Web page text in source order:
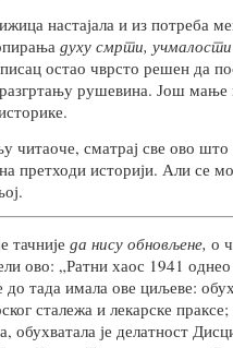
настајала и из потреба
духу смрти,
остао чврсто решен да
рушевина. Још мање
читаоче, сматрај све ово
претходи историји. Али се
њој.
тачније да нису обновљене, о
ово: „Ратни хаос 1941 однео
до тада имала ове циљеве:
сталежа и лекарске
обухватала је делатност